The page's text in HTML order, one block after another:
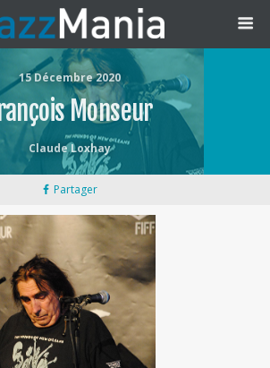
15 Décembre 2020
Monseur
Claude Loxhay
Partager